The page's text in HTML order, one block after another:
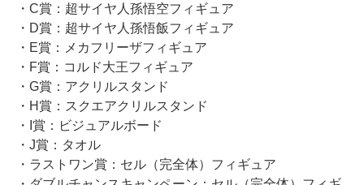
・C賞：超サイヤ人孫悟空フィギュア
・D賞：超サイヤ人孫悟飯フィギュア
・E賞：メカフリーザフィギュア
・F賞：コルド大王フィギュア
・G賞：アクリルスタンド
・H賞：スクエアクリルスタンド
・I賞：ビジュアルボード
・J賞：タオル
・ラストワン賞：セル（完全体）フィギュア